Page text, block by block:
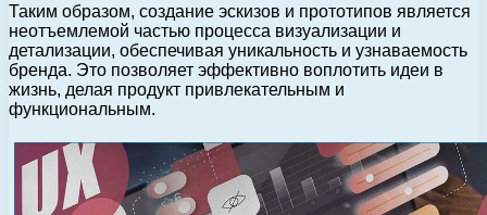
Таким образом, создание эскизов и прототипов является
неотъемлемой частью процесса визуализации и
детализации, обеспечивая уникальность и узнаваемость
бренда. Это позволяет эффективно воплотить идеи в
жизнь, делая продукт привлекательным и
функциональным.